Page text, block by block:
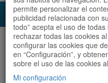
Audioruta Todas las rutas
Todas las rutas
permite personalizar el
publicidad relacionada con
todo” acepta el uso de
rechazar todas las cookies
configurar las cookies que
en “Configuración”, y
sobre el uso de las cookies
Mi configuración